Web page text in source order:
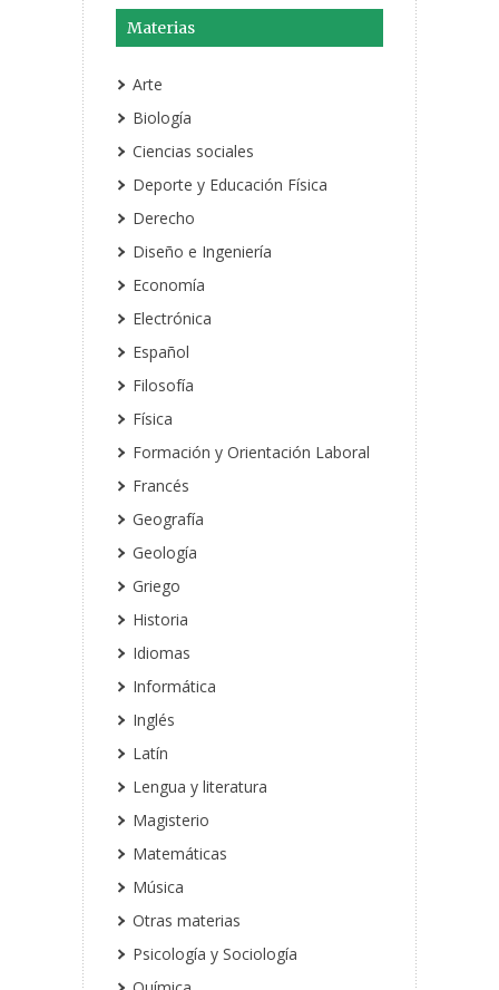
Materias
Arte
Biología
Ciencias sociales
Deporte y Educación Física
Derecho
Diseño e Ingeniería
Economía
Electrónica
Español
Filosofía
Física
Formación y Orientación Laboral
Francés
Geografía
Geología
Griego
Historia
Idiomas
Informática
Inglés
Latín
Lengua y literatura
Magisterio
Matemáticas
Música
Otras materias
Psicología y Sociología